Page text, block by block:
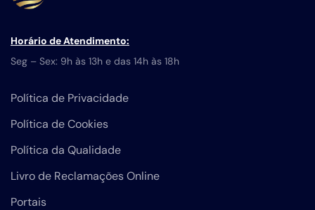
Horário de Atendimento:
Seg – Sex: 9h às 13h e das 14h às 18h
Política de Privacidade
Política de Cookies
Política da Qualidade
Livro de Reclamações Online
Portais